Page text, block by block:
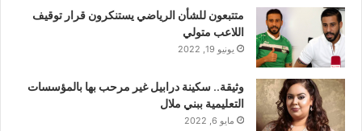
متتبعون للشأن الرياضي يستنكرون قرار توقيف
اللاعب متولي
يونيو 19, 2022
وثيقة.. سكينة درابيل غير مرحب بها بالمؤسسات
التعليمية ببني ملال
مايو 6, 2022